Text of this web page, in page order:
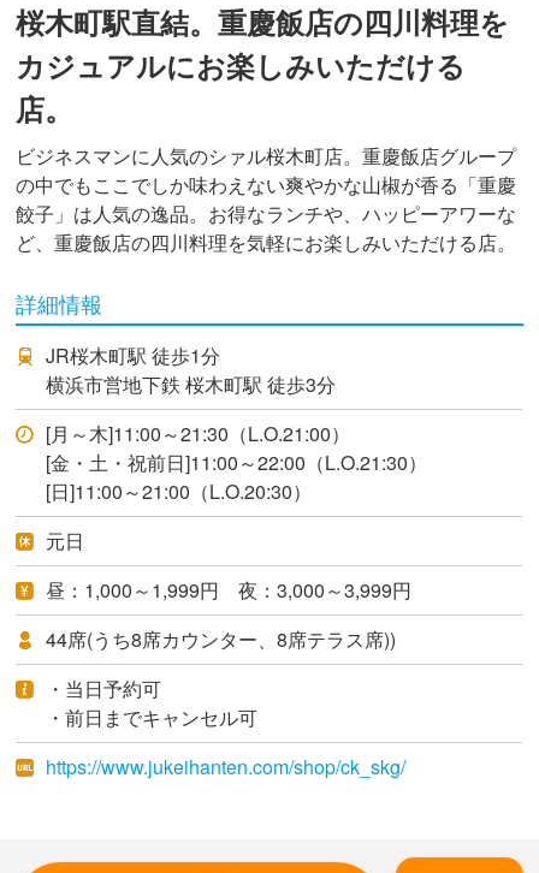
桜木町駅直結。重慶飯店の四川料理を
カジュアルにお楽しみいただける
店。
ビジネスマンに人気のシァル桜木町店。重慶飯店グループ
の中でもここでしか味わえない爽やかな山椒が香る「重慶
餃子」は人気の逸品。お得なランチや、ハッピーアワーな
ど、重慶飯店の四川料理を気軽にお楽しみいただける店。
詳細情報
JR桜木町駅 徒歩1分
横浜市営地下鉄 桜木町駅 徒歩3分
[月～木]11:00～21:30（L.O.21:00）
[金・土・祝前日]11:00～22:00（L.O.21:30）
[日]11:00～21:00（L.O.20:30）
元日
昼：1,000～1,999円 夜：3,000～3,999円
44席(うち8席カウンター、8席テラス席))
・当日予約可
・前日までキャンセル可
https://www.jukeihanten.com/shop/ck_skg/